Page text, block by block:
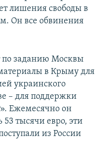
лишения свободы в
Он все обвинения
заданию Москвы
в Крыму для
украинского
– для поддержки
Ежемесячно он
53 тысячи евро, эти
из России